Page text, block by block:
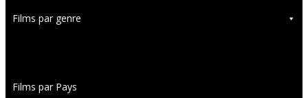
Films par genre
Films par Pays